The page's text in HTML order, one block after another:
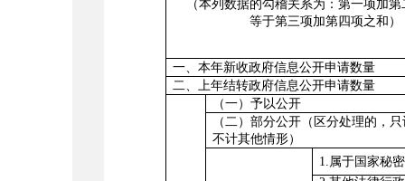
（本列数据的勾稽关系为：第一项加
等于第三项加第四项之和）
一、本年新收政府信息公开申请数量
二、上年结转政府信息公开申请数量
（一）予以公开
（二）部分公开（区分处理的，
不计其他情形）
1. 属于国家秘密